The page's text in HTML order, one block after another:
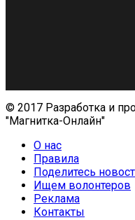
© 2017 Разработка и
"Магнитка-Онлайн"
О нас
Правила
Поделитесь
Ищем волонтеров
Реклама
Контакты